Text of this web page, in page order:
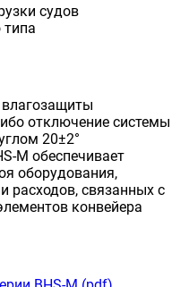
судов
типа
отключение системы
20±2°
M обеспечивает
оборудования,
расходов, связанных с
конвейера